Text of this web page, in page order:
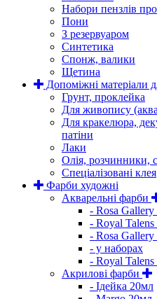
Набори пензлів
Пони
З резервуаром
Синтетика
Спонж, валики
Щетина
Допоміжні матеріали
Грунт, проклейка
Для живопису
Для кракелюра,
патіни
Лаки
Олія, розчинники,
Спеціалізовані клея
Фарби художні
Акварельні фарби
- Rosa
- Royal
- Rosa
- у наборах
- Royal
Акрилові фарби
- Ідейка 20мл